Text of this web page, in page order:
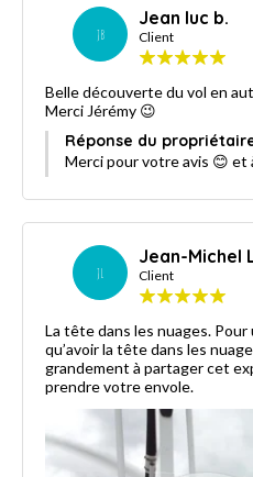
JB
Jean luc b.
Client
Belle découverte du vol en autogire.
Merci Jérémy 😉
Réponse du
Merci pour votre avis 😊
JL
Jean-Michel
Client
La tête dans les nuages. Pour
qu’avoir la tête dans les
grandement à partager cet
prendre votre envole.